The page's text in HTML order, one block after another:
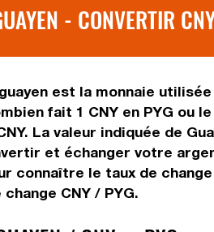
- CONVERTIR
est la monnaie
fait 1 CNY en PYG ou
La valeur indiquée de
et échanger votre
connaître le taux de
CNY / PYG.